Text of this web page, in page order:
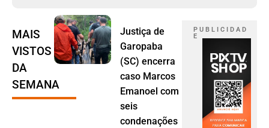
MAIS
VISTOS
DA
SEMANA
Justiça de
Garopaba
(SC) encerra
caso Marcos
Emanoel com
seis
condenações
P U B L I C I D A D
E